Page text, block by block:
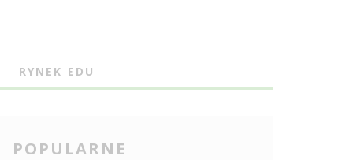
RYNEK EDU
POPULARNE